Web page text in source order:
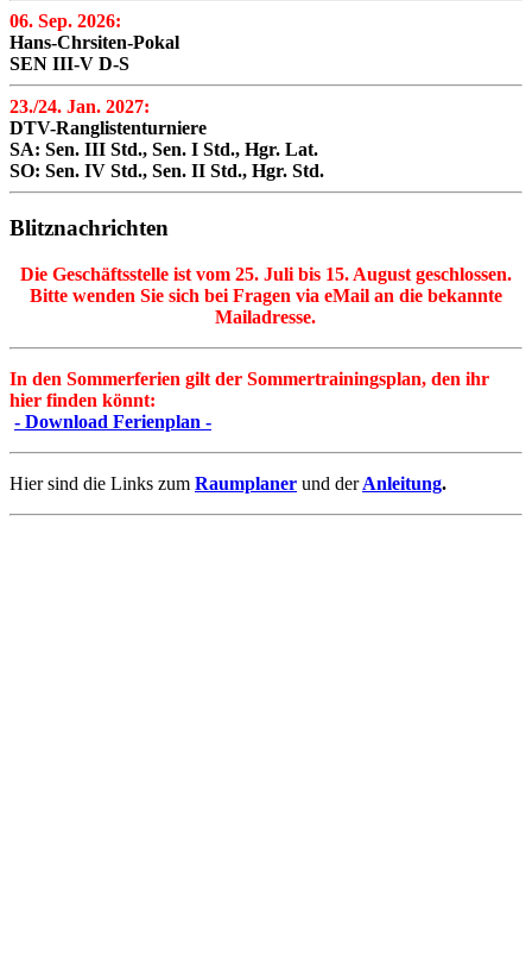
06. Sep. 2026:
Hans-Chrsiten-Pokal
SEN III-V D-S
23./24. Jan. 2027:
DTV-Ranglistenturniere
SA: Sen. III Std., Sen. I Std., Hgr. Lat.
SO: Sen. IV Std., Sen. II Std., Hgr. Std.
Blitznachrichten
Die Geschäftsstelle ist vom 25. Juli bis 15. August geschlossen.
Bitte wenden Sie sich bei Fragen via eMail an die bekannte
Mailadresse.
In den Sommerferien gilt der Sommertrainingsplan, den ihr
hier finden könnt:
- Download Ferienplan -
Hier sind die Links zum Raumplaner und der Anleitung.